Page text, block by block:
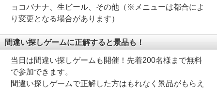
ョコバナナ、生ビール、その他（※メニューは都合によ
り変更となる場合があります）
間違い探しゲームに正解すると景品も！
当日は間違い探しゲームも開催！先着200名様まで無料
で参加できます。
間違い探しゲームで正解した方はもれなく景品がもらえ